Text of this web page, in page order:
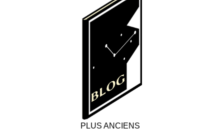
PLUS ANCIENS